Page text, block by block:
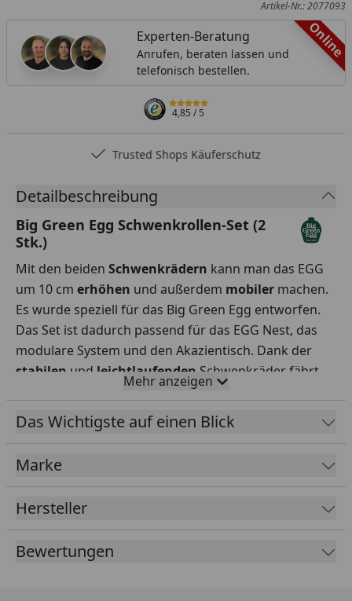
Artikel-Nr.: 2077093
Online
Experten-Beratung
Anrufen, beraten lassen und
telefonisch bestellen.
4,85/ 5
Trusted Shops Käuferschutz
Detailbeschreibung
Big Green Egg Schwenkrollen-Set (2
Stk.)
Mit den beiden Schwenkrädern kann man das EGG
um 10 cm erhöhen und außerdem mobiler machen.
Es wurde speziell für das Big Green Egg entworfen.
Das Set ist dadurch passend für das EGG Nest, das
modulare System und den Akazientisch. Dank der
stabilen und leichtlaufenden Schwenkräder fährt
man sein EGG bequem in alle Richtungen. Inkl.
Schraubenschlüssel zur einfachen (De-) Montage der
Räder.
Mehr anzeigen
Das Wichtigste auf einen Blick
Marke
Hersteller
Bewertungen